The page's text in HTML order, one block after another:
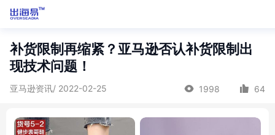
补货限制再缩紧？亚马逊否认补货限制出
现技术问题！
亚马逊资讯/ 2022-02-25 1998 64